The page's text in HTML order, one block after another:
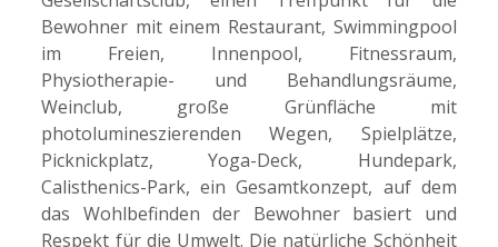
Bewohner mit einem Restaurant, Swimmingpool
im Freien, Innenpool, Fitnessraum,
Physiotherapie- und Behandlungsräume,
Weinclub, große Grünfläche mit
photolumineszierenden Wegen, Spielplätze,
Picknickplatz, Yoga-Deck, Hundepark,
Calisthenics-Park, ein Gesamtkonzept, auf dem
das Wohlbefinden der Bewohner basiert und
Respekt für die Umwelt. Die natürliche Schönheit